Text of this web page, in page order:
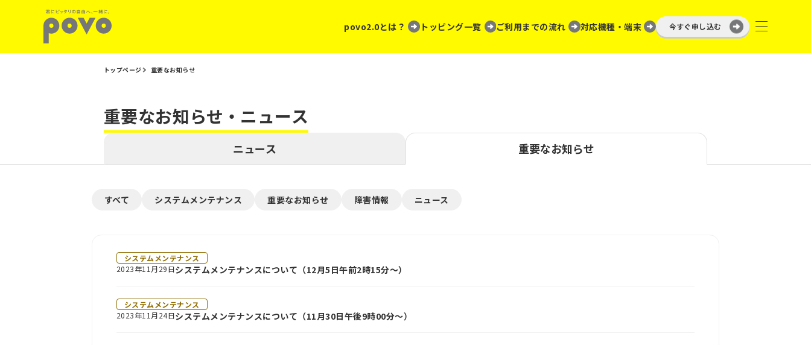
povo2.0とは？ トッピング一覧 ご利用までの流れ 対応機種・端末 今すぐ申し込む
トップページ 重要なお知らせ
重要なお知らせ・ニュース
ニュース 重要なお知らせ
すべて システムメンテナンス 重要なお知らせ 障害情報 ニュース
システムメンテナンス
2023年11月29日システムメンテナンスについて（12月5日午前2時15分～）
システムメンテナンス
2023年11月24日システムメンテナンスについて（11月30日午後9時00分～）